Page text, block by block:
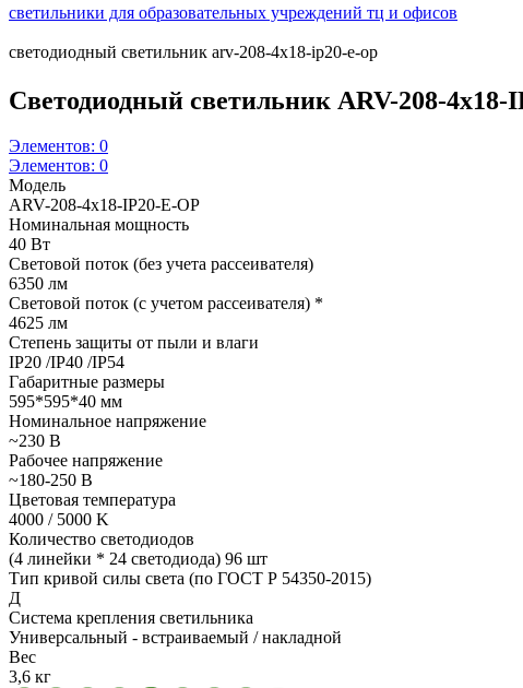
светильники для образовательных учреждений тц и офисов
светодиодный светильник arv-208-4x18-ip20-e-op
Светодиодный светильник ARV-208-4x18-
Элементов: 0
Элементов: 0
Модель
ARV-208-4x18-IP20-E-OP
Номинальная мощность
40 Вт
Световой поток (без учета рассеивателя)
6350 лм
Световой поток (с учетом рассеивателя) *
4625 лм
Степень защиты от пыли и влаги
IP20 /IP40 /IP54
Габаритные размеры
595*595*40 мм
Номинальное напряжение
~230 В
Рабочее напряжение
~180-250 В
Цветовая температура
4000 / 5000 K
Количество светодиодов
(4 линейки * 24 светодиода) 96 шт
Тип кривой силы света (по ГОСТ Р 54350-2015)
Д
Система крепления светильника
Универсальный - встраиваемый / накладной
Вес
3,6 кг